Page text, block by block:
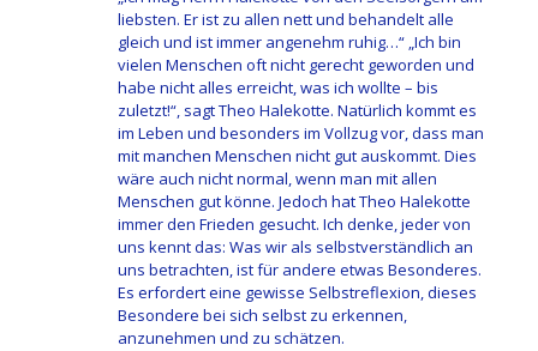
liebsten. Er ist zu allen nett und behandelt alle
gleich und ist immer angenehm ruhig…“ „Ich bin
vielen Menschen oft nicht gerecht geworden und
habe nicht alles erreicht, was ich wollte – bis
zuletzt!“, sagt Theo Halekotte. Natürlich kommt es
im Leben und besonders im Vollzug vor, dass man
mit manchen Menschen nicht gut auskommt. Dies
wäre auch nicht normal, wenn man mit allen
Menschen gut könne. Jedoch hat Theo Halekotte
immer den Frieden gesucht. Ich denke, jeder von
uns kennt das: Was wir als selbstverständlich an
uns betrachten, ist für andere etwas Besonderes.
Es erfordert eine gewisse Selbstreflexion, dieses
Besondere bei sich selbst zu erkennen,
anzunehmen und zu schätzen.